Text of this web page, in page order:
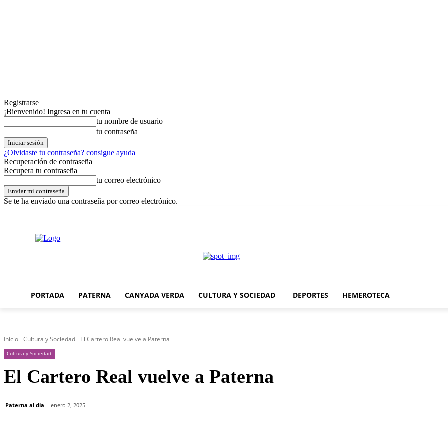
Registrarse
¡Bienvenido! Ingresa en tu cuenta
tu nombre de usuario
tu contraseña
¿Olvidaste tu contraseña? consigue ayuda
Recuperación de contraseña
Recupera tu contraseña
tu correo electrónico
Se te ha enviado una contraseña por correo electrónico.
PORTADA PATERNA CANYADA VERDA CULTURA Y SOCIEDAD DEPORTES HEMEROTECA
Inicio Cultura y Sociedad El Cartero Real vuelve a Paterna
Cultura y Sociedad
El Cartero Real vuelve a Paterna
Paterna al día enero 2, 2025